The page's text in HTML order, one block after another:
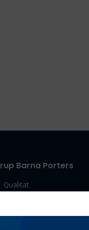
Barna Porters
Qualitat